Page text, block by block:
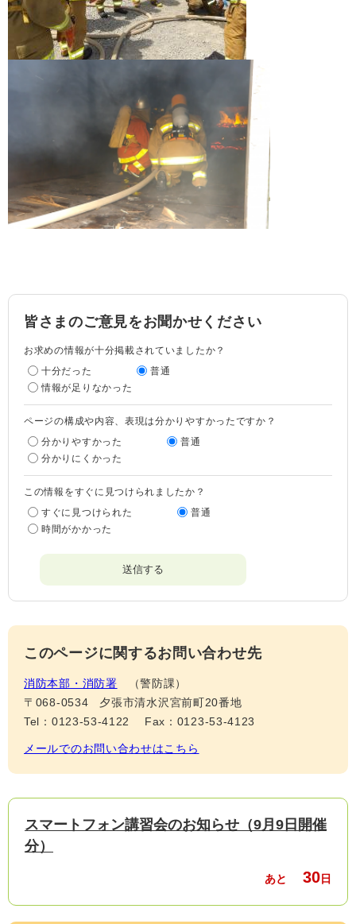
皆さまのご意見をお聞かせください
お求めの情報が十分掲載されていましたか？
十分だった
普通
情報が足りなかった
ページの構成や内容、表現は分かりやすかったですか？
分かりやすかった
普通
分かりにくかった
この情報をすぐに見つけられましたか？
すぐに見つけられた
普通
時間がかかった
このページに関するお問い合わせ先
消防本部・消防署
警防課
〒068-0534
夕張市清水沢宮前町20番地
Tel：0123-53-4122
Fax：0123-53-4123
メールでのお問い合わせはこちら
スマートフォン講習会のお知らせ（9月9日開催
分）
あと 30日